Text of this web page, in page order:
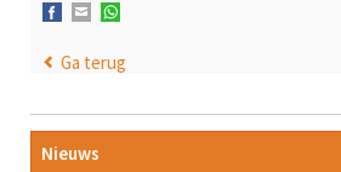
Facebook
E-mail
Ga terug
Navigatie
overslaan
Nieuws